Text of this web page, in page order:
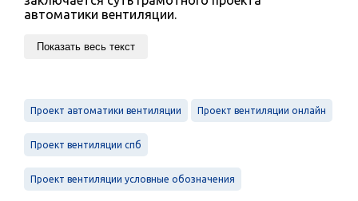
автоматики вентиляции.
Показать весь текст
Проект автоматики вентиляции Проект вентиляции онлайн
Проект вентиляции спб
Проект вентиляции условные обозначения